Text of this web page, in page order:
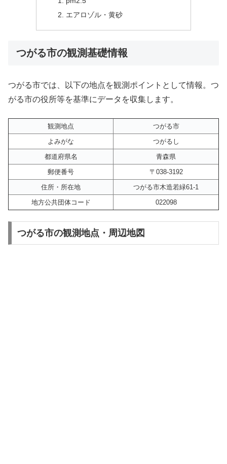
エアロゾル・黄砂
つがる市の観測基礎情報
つがる市では、以下の地点を観測ポイントとして情報。つ
がる市の役所等を基準にデータを収集します。
観測地点
つがる市
よみがな
つがるし
都道府県名
青森県
郵便番号
〒038-3192
住所・所在地
つがる市木造若緑61-1
地方公共団体コード
022098
つがる市の観測地点・周辺地図